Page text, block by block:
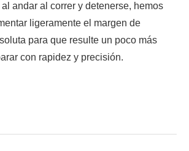
andar al correr y detenerse, hemos
ligeramente el margen de
para que resulte un poco más
con rapidez y precisión.